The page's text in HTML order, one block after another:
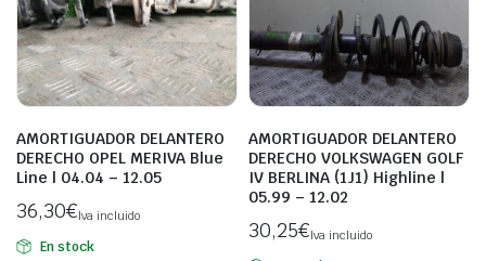
AMORTIGUADOR DELANTERO
DERECHO OPEL MERIVA Blue
Line | 04.04 – 12.05
36,30€Iva incluido
En stock
AMORTIGUADOR DELANTERO
DERECHO VOLKSWAGEN GOLF
IV BERLINA (1J1) Highline |
05.99 – 12.02
30,25€Iva incluido